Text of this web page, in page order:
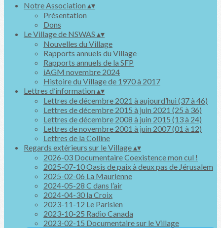
Notre Association ▴▾
Présentation
Dons
Le Village de NSWAS ▴▾
Nouvelles du Village
Rapports annuels du Village
Rapports annuels de la SFP
iAGM novembre 2024
Histoire du Village de 1970 à 2017
Lettres d’information ▴▾
Lettres de décembre 2021 à aujourd’hui (37 à 46)
Lettres de décembre 2015 à juin 2021 (25 à 36)
Lettres de décembre 2008 à juin 2015 (13 à 24)
Lettres de novembre 2001 à juin 2007 (01 à 12)
Lettres de la Colline
Regards extérieurs sur le Village▴▾
2026-03 Documentaire Coexistence mon cul !
2025-07-10 Oasis de paix à deux pas de Jérusalem
2025-02-06 La Maurienne
2024-05-28 C dans l’air
2024-04-30 la Croix
2023-11-12 Le Parisien
2023-10-25 Radio Canada
2023-02-15 Documentaire sur le Village